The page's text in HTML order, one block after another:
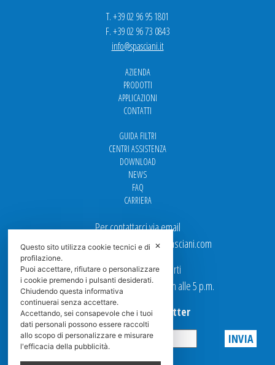
T. +39 02 96 95 1801
F. +39 02 96 73 0843
info@spasciani.it
AZIENDA
PRODOTTI
APPLICAZIONI
CONTATTI
GUIDA FILTRI
CENTRI ASSISTENZA
DOWNLOAD
NEWS
FAQ
CARRIERA
Per contattarci via email
Ufficio Vendite: italy.sales@spasciani.com
I nostri uffici sono aperti
dal Lunedi al Venerdi dalle 9 a.m alle 5 p.m.
Iscriviti alla Newsletter
Privacy
✕
Questo sito utilizza cookie tecnici e di
profilazione.
Puoi accettare, rifiutare o personalizzare
i cookie premendo i pulsanti desiderati.
Chiudendo questa informativa
continuerai senza accettare.
Accettando, sei consapevole che i tuoi
dati personali possono essere raccolti
allo scopo di personalizzare e misurare
l'efficacia della pubblicità.